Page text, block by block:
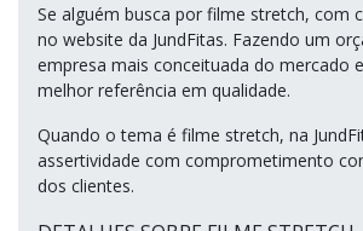
Se alguém busca por filme stretch, com
no website da JundFitas. Fazendo um
empresa mais conceituada do mercado
melhor referência em qualidade.
Quando o tema é filme stretch, na
assertividade com comprometimento
dos clientes.